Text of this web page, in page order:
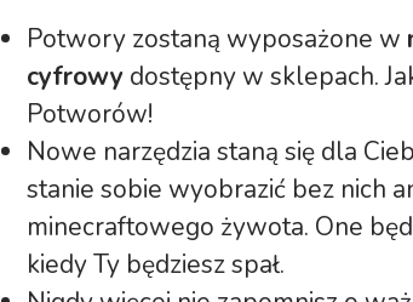
Potwory zostaną wyposażone w
cyfrowydostępny w sklepach.
Potworów!
Nowe narzędzia staną się dla
stanie sobie wyobrazić bez nich
minecraftowego żywota. One
kiedy Ty będziesz spał.